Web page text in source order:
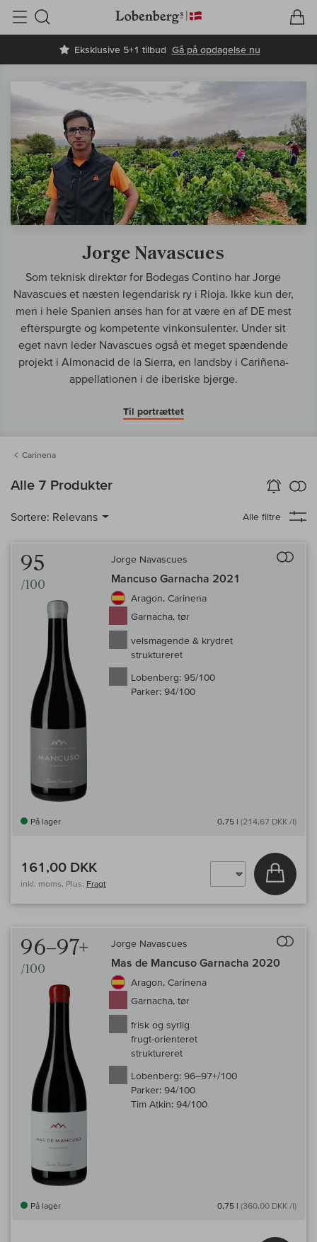
Eksklusive 5+1 tilbud Gå på opdagelse nu
Søg
Jorge Navascues
Som teknisk direktør for Bodegas Contino har Jorge
Navascues et næsten legendarisk ry i Rioja. Ikke kun der,
men i hele Spanien anses han for at være en af DE mest
efterspurgte og kompetente vinkonsulenter. Under sit
eget navn leder Navascues også et meget spændende
projekt i Almonacid de la Sierra, en landsby i Cariñena-
appellationen i de iberiske bjerge.
Til portrættet
Carinena
Alle 7 Produkter Vin-Alarm
aktiver
Sortere: Relevans Alle filtre
95
/100
Jorge Navascues
Mancuso Garnacha 2021
Aragon, Carinena
Garnacha, tør
velsmagende & krydret
struktureret
Lobenberg: 95/100
Parker: 94/100
På lager 0,75 l (214,67 DKK /l)
161,00 DKK
inkl. moms, Plus. Fragt
Læg i
96–97+
/100
Jorge Navascues
Mas de Mancuso Garnacha 2020
Aragon, Carinena
Garnacha, tør
frisk og syrlig
frugt-orienteret
struktureret
Lobenberg: 96–97+/100
Parker: 94/100
Tim Atkin: 94/100
På lager 0,75 l (360,00 DKK /l)